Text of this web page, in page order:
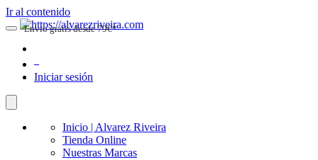
Ir al contenido
Iniciar sesión
Inicio | Alvarez Riveira
Tienda Online
Nuestras Marcas
Envio gratis desde 79€*